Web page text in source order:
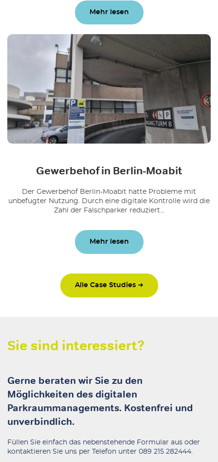
Mehr lesen
Gewerbehof in Berlin-Moabit
Der Gewerbehof Berlin-Moabit hatte Probleme mit
unbefugter Nutzung. Durch eine digitale Kontrolle wird die
Zahl der Falschparker reduziert...
Mehr lesen
Alle Case Studies ➜
Sie sind interessiert?
Gerne beraten wir Sie zu den
Möglichkeiten des digitalen
Parkraummanagements. Kostenfrei und
unverbindlich.
Füllen Sie einfach das nebenstehende Formular aus oder
kontaktieren Sie uns per Telefon unter 089 215 282444.